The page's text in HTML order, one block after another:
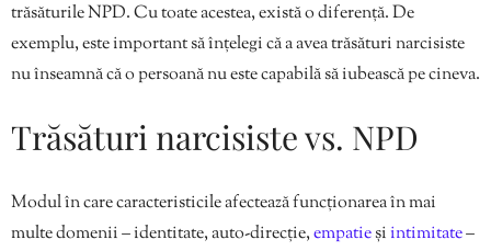
trăsăturile NPD. Cu toate acestea, există o diferență. De
exemplu, este important să înțelegi că a avea trăsături narcisiste
nu înseamnă că o persoană nu este capabilă să iubească pe cineva.
Trăsături narcisiste vs. NPD
Modul în care caracteristicile afectează funcționarea în mai
multe domenii – identitate, auto-direcție,empatieșiintimitate–